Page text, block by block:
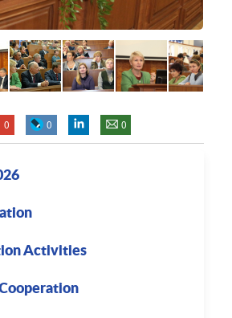
0 0 0
Activities